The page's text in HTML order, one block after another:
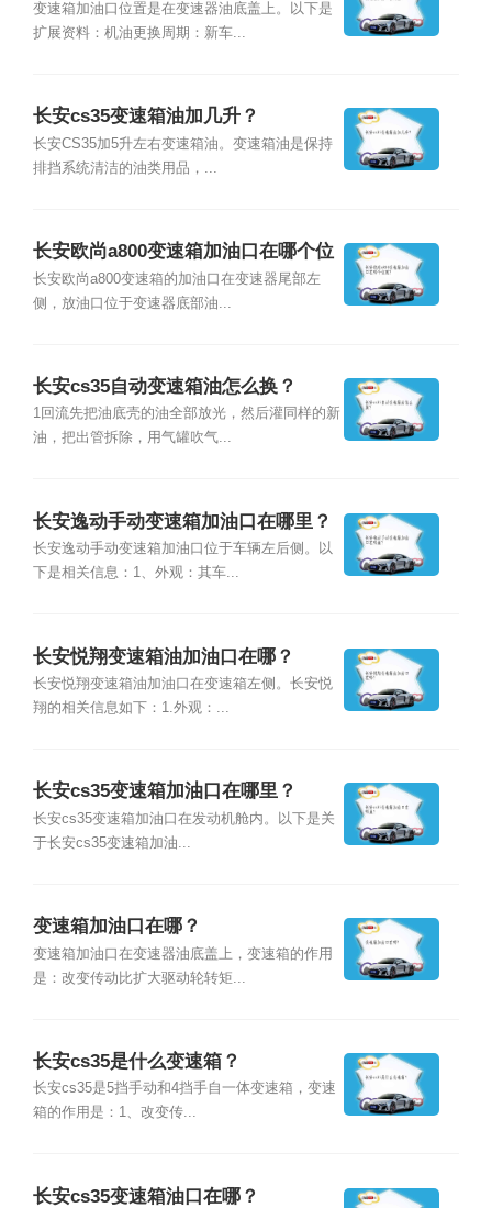
变速箱加油口位置是在变速器油底盖上。以下是
扩展资料：机油更换周期：新车...
长安cs35变速箱油加几升？
长安CS35加5升左右变速箱油。变速箱油是保持
排挡系统清洁的油类用品，...
长安欧尚a800变速箱加油口在哪个位
置？
长安欧尚a800变速箱的加油口在变速器尾部左
侧，放油口位于变速器底部油...
长安cs35自动变速箱油怎么换？
1回流先把油底壳的油全部放光，然后灌同样的新
油，把出管拆除，用气罐吹气...
长安逸动手动变速箱加油口在哪里？
长安逸动手动变速箱加油口位于车辆左后侧。以
下是相关信息：1、外观：其车...
长安悦翔变速箱油加油口在哪？
长安悦翔变速箱油加油口在变速箱左侧。长安悦
翔的相关信息如下：1.外观：...
长安cs35变速箱加油口在哪里？
长安cs35变速箱加油口在发动机舱内。以下是关
于长安cs35变速箱加油...
变速箱加油口在哪？
变速箱加油口在变速器油底盖上，变速箱的作用
是：改变传动比扩大驱动轮转矩...
长安cs35是什么变速箱？
长安cs35是5挡手动和4挡手自一体变速箱，变速
箱的作用是：1、改变传...
长安cs35变速箱油口在哪？